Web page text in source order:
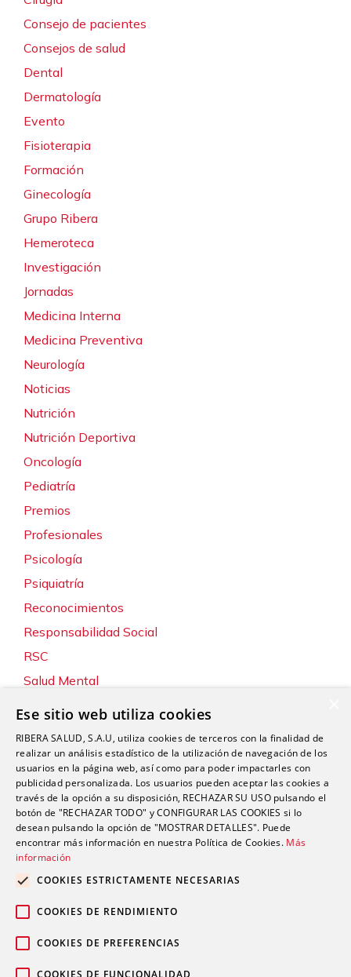
Consejo de pacientes
Consejos de salud
Dental
Dermatología
Evento
Fisioterapia
Formación
Ginecología
Grupo Ribera
Hemeroteca
Investigación
Jornadas
Medicina Interna
Medicina Preventiva
Neurología
Noticias
Nutrición
Nutrición Deportiva
Oncología
Pediatría
Premios
Profesionales
Psicología
Psiquiatría
Reconocimientos
Responsabilidad Social
RSC
Salud Mental
Servicios
Sostenibilidad y Medio Ambiente
Tecnología
Traumatología y Cirugía Ortopédica
Unidad de Tráfico
Urgencias
Urología
Ese sitio web utiliza cookies
RIBERA SALUD, S.A.U, utiliza cookies de terceros con la finalidad de
realizar un análisis estadístico de la utilización de navegación de los
usuarios en la página web, así como para poder impactarles con
publicidad personalizada. Los usuarios pueden aceptar las cookies a
través de la opción a su disposición, RECHAZAR SU USO pulsando el
botón de "RECHAZAR TODO" y CONFIGURAR LAS COOKIES si lo
desean pulsando la opción de "MOSTRAR DETALLES". Puede
encontrar más información en nuestra Política de Cookies. Más
información
COOKIES ESTRICTAMENTE NECESARIAS
COOKIES DE RENDIMIENTO
COOKIES DE PREFERENCIAS
COOKIES DE FUNCIONALIDAD